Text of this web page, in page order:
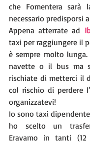
che Fomentera sarà
necessario predisporsi
Appena atterrate ad
taxi per raggiungere il
è sempre molto
navette o il bus ma
rischiate di metterci il
col rischio di perdere
organizzatevi!
Io sono taxi
ho scelto un
Eravamo in tanti